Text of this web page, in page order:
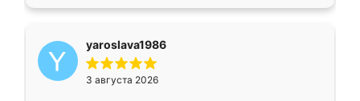
yaroslava1986
3 августа 2026